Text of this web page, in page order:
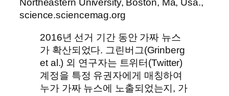
Northeastern University, Boston, Ma, Usa.,
science.sciencemag.org
2016년 선거 기간 동안 가짜 뉴스
가 확산되었다. 그린버그(Grinberg
et al.) 외 연구자는 트위터(Twitter)
계정을 특정 유권자에게 매칭하여
누가 가짜 뉴스에 노출되었는지, 가